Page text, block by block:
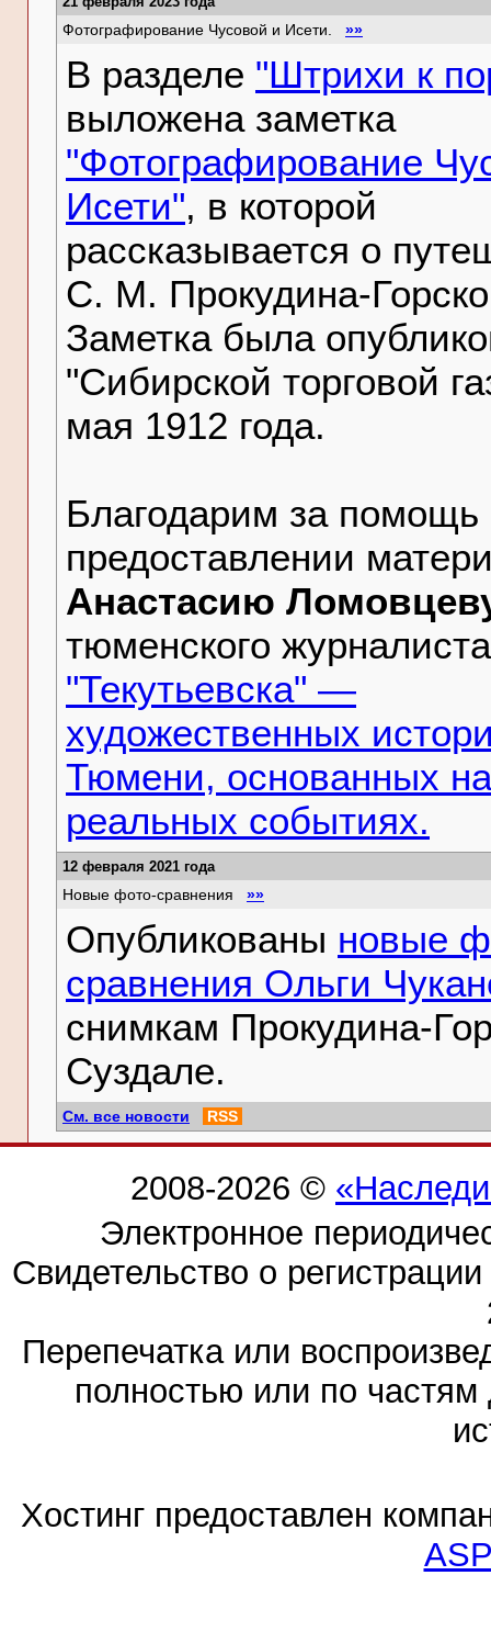
Фотографирование Чусовой и Исети. »»
В разделе "Штрихи к
выложена заметка
"Фотографирование
Исети", в которой
рассказывается о
С. М. Прокудина-
Заметка была
"Сибирской торговой
мая 1912 года.
Благодарим за помощь
предоставлении
Анастасию
тюменского
"Текутьевска" —
художественных
Тюмени, основанных на
реальных событиях.
12 февраля 2021 года
Новые фото-сравнения »»
Опубликованы новые
сравнения Ольги
снимкам Прокудина-
Суздале.
См. все новости RSS
2008-2026 ©
Электронное
Свидетельство о
Перепечатка или
полностью или по частям
Хостинг предоставлен